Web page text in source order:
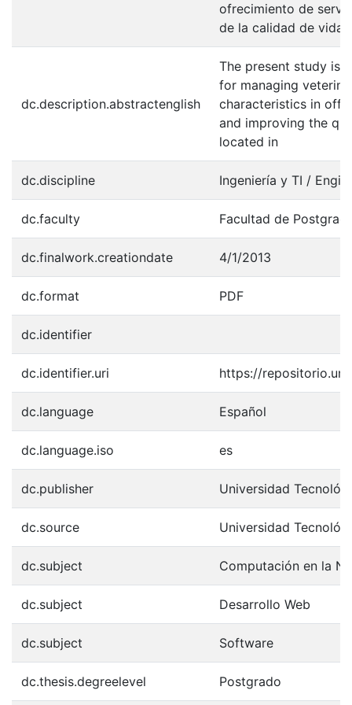
ofrecimiento de
de la calidad de vida
dc.description.abstractenglish
The present study is
for managing
characteristics in
and improving the
located in
dc.discipline Ingeniería y TI /
dc.faculty Facultad de
dc.finalwork.creationdate 4/1/2013
dc.format PDF
dc.identifier
dc.identifier.uri https://
dc.language Español
dc.language.iso es
dc.publisher Universidad
dc.source Universidad
dc.subject Computación en la
dc.subject Desarrollo Web
dc.subject Software
dc.thesis.degreelevel Postgrado